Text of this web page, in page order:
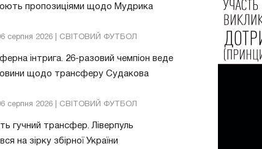
пропозиціями щодо Мудрика
серпня 2026 | СВІТОВИЙ ФУТБОЛ
інтрига. 26-разовий чемпіон веде
щодо трансферу Судакова
серпня 2026 | СВІТОВИЙ ФУТБОЛ
гучний трансфер. Ліверпуль
на зірку збірної України